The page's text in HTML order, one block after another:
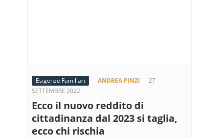
Esigenze Familiari ANDREA PINZI - 27
SETTEMBRE 2022
Ecco il nuovo reddito di
cittadinanza dal 2023 si taglia,
ecco chi rischia